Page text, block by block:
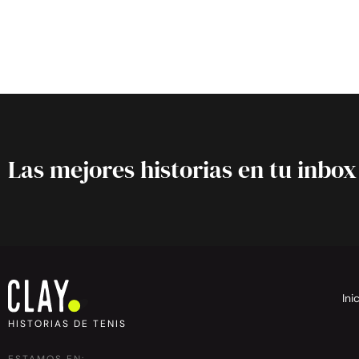
Las mejores historias en tu inbox
HISTORIAS DE TENIS